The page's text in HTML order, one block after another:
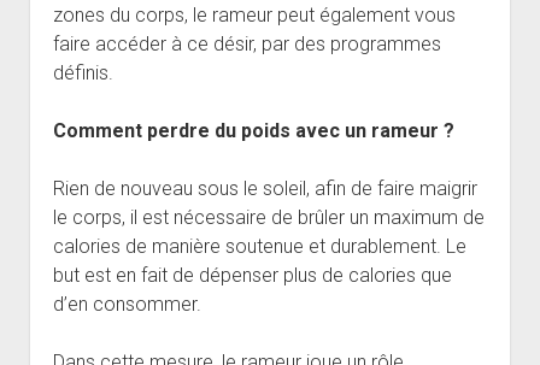
zones du corps, le rameur peut également vous
faire accéder à ce désir, par des programmes
définis.
Comment perdre du poids avec un rameur ?
Rien de nouveau sous le soleil, afin de faire maigrir
le corps, il est nécessaire de brûler un maximum de
calories de manière soutenue et durablement. Le
but est en fait de dépenser plus de calories que
d’en consommer.